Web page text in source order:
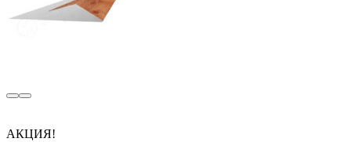
АКЦИЯ!